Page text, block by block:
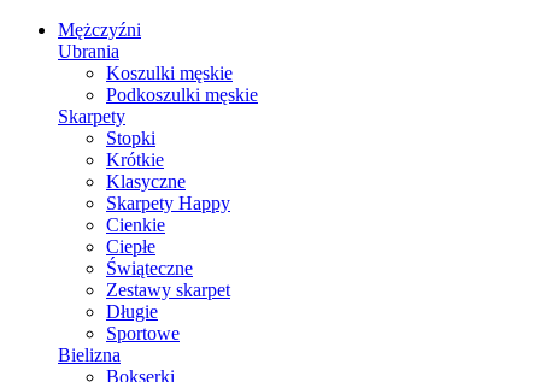
Mężczyźni
Ubrania
Koszulki męskie
Podkoszulki męskie
Skarpety
Stopki
Krótkie
Klasyczne
Skarpety Happy
Cienkie
Ciepłe
Świąteczne
Zestawy skarpet
Długie
Sportowe
Bielizna
Bokserki